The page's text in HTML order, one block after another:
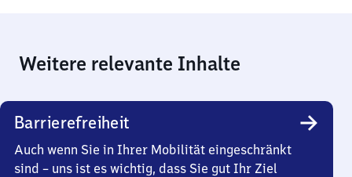
Weitere relevante Inhalte
Barrierefreiheit
Auch wenn Sie in Ihrer Mobilität eingeschränkt
sind – uns ist es wichtig, dass Sie gut Ihr Ziel